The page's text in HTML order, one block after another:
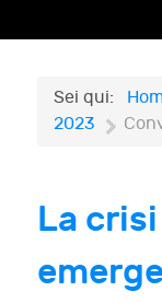
Sei qui:
2023
La